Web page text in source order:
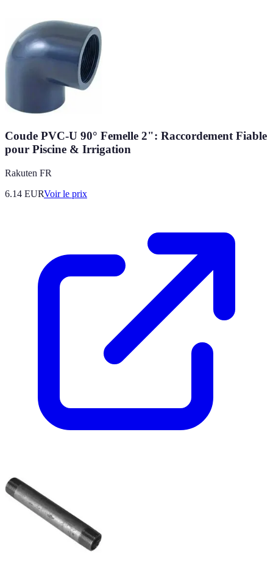
Coude PVC-U 90° Femelle 2": Raccordement Fiable
pour Piscine & Irrigation
Rakuten FR
6.14 EURVoir le prix